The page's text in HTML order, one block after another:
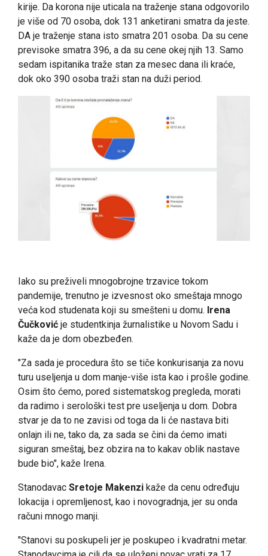
kirije. Da korona nije uticala na traženje stana odgovorilo
je više od 70 osoba, dok 131 anketirani smatra da jeste.
DA je traženje stana isto smatra 201 osoba. Da su cene
previsoke smatra 396, a da su cene okej njih 13. Samo
sedam ispitanika traže stan za mesec dana ili kraće,
dok oko 390 osoba traži stan na duži period.
Iako su preživeli mnogobrojne trzavice tokom
pandemije, trenutno je izvesnost oko smeštaja mnogo
veća kod studenata koji su smešteni u domu. Irena
Čučković je studentkinja žurnalistike u Novom Sadu i
kaže da je dom obezbeđen.
"Za sada je procedura što se tiče konkurisanja za novu
turu useljenja u dom manje-više ista kao i prošle godine.
Osim što ćemo, pored sistematskog pregleda, morati
da radimo i serološki test pre useljenja u dom. Dobra
stvar je da to ne zavisi od toga da li će nastava biti
onlajn ili ne, tako da, za sada se čini da ćemo imati
siguran smeštaj, bez obzira na to kakav oblik nastave
bude bio", kaže Irena.
Stanodavac Sretoje Makenzi kaže da cenu određuju
lokacija i opremljenost, kao i novogradnja, jer su onda
računi mnogo manji.
"Stanovi su poskupeli jer je poskupeo i kvadratni metar.